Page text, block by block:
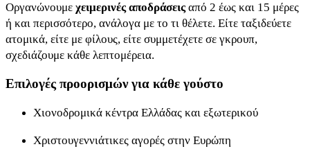
Οργανώνουμε χειμερινές αποδράσειςαπό 2 έως και 15 μέρες
ή και περισσότερο, ανάλογα με το τι θέλετε. Είτε ταξιδεύετε
ατομικά, είτε με φίλους, είτε συμμετέχετε σε γκρουπ,
σχεδιάζουμε κάθε λεπτομέρεια.
Επιλογές προορισμών για κάθε γούστο
Χιονοδρομικά κέντρα Ελλάδας και εξωτερικού
Χριστουγεννιάτικες αγορές στην Ευρώπη